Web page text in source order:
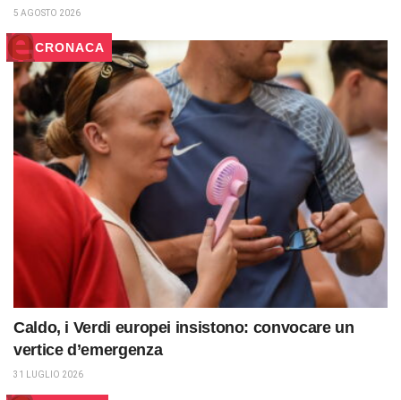
5 AGOSTO 2026
CRONACA
Caldo, i Verdi europei insistono: convocare un
vertice d’emergenza
31 LUGLIO 2026